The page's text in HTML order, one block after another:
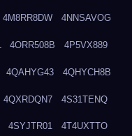
4M8RR8DW 4NNSAVOG
4ORR508B 4P5VX889
4QAHYG43 4QHYCH8B
4QXRDQN7 4S31TENQ
4SYJTR01 4T4UXTTO